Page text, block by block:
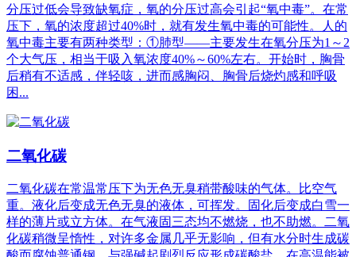
分压过低会导致缺氧症，氧的分压过高会引起“氧中毒”。在常
压下，氧的浓度超过40%时，就有发生氧中毒的可能性。人的
氧中毒主要有两种类型：①肺型——主要发生在氧分压为1～2
个大气压，相当于吸入氧浓度40%～60%左右。开始时，胸骨
后稍有不适感，伴轻咳，进而感胸闷、胸骨后烧灼感和呼吸
困...
二氧化碳
二氧化碳在常温常压下为无色无臭稍带酸味的气体。比空气
重。液化后变成无色无臭的液体，可挥发。固化后变成白雪一
样的薄片或立方体。在气液固三态均不燃烧，也不助燃。二氧
化碳稍微呈惰性，对许多金属几乎无影响，但有水分时生成碳